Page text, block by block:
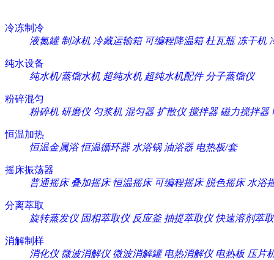
冷冻制冷
液氮罐 制冰机 冷藏运输箱 可编程降温箱 杜瓦瓶 冻干机
纯水设备
纯水机/蒸馏水机 超纯水机 超纯水机配件 分子蒸馏仪
粉碎混匀
粉碎机 研磨仪 匀浆机 混匀器 扩散仪 搅拌器 磁力搅拌器
恒温加热
恒温金属浴 恒温循环器 水浴锅 油浴器 电热板/套
摇床振荡器
普通摇床 叠加摇床 恒温摇床 可编程摇床 脱色摇床 水浴
分离萃取
旋转蒸发仪 固相萃取仪 反应釜 抽提萃取仪 快速溶剂萃
消解制样
消化仪 微波消解仪 微波消解罐 电热消解仪 电热板 压片